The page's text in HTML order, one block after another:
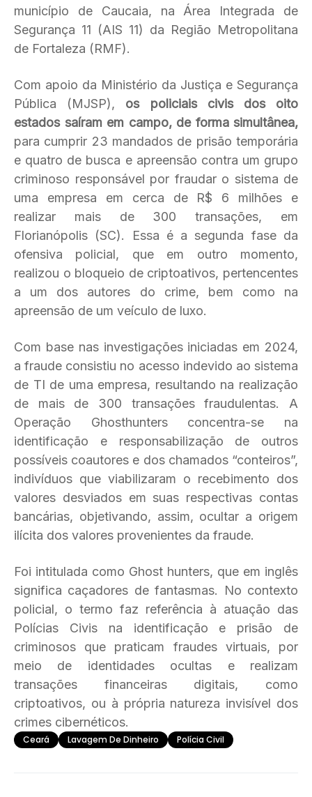
município de Caucaia, na Área Integrada de
Segurança 11 (AIS 11) da Região Metropolitana
de Fortaleza (RMF).
Com apoio da Ministério da Justiça e Segurança
Pública (MJSP), os policiais civis dos oito
estados saíram em campo, de forma simultânea,
para cumprir 23 mandados de prisão temporária
e quatro de busca e apreensão contra um grupo
criminoso responsável por fraudar o sistema de
uma empresa em cerca de R$ 6 milhões e
realizar mais de 300 transações, em
Florianópolis (SC). Essa é a segunda fase da
ofensiva policial, que em outro momento,
realizou o bloqueio de criptoativos, pertencentes
a um dos autores do crime, bem como na
apreensão de um veículo de luxo.
Com base nas investigações iniciadas em 2024,
a fraude consistiu no acesso indevido ao sistema
de TI de uma empresa, resultando na realização
de mais de 300 transações fraudulentas. A
Operação Ghosthunters concentra-se na
identificação e responsabilização de outros
possíveis coautores e dos chamados “conteiros”,
indivíduos que viabilizaram o recebimento dos
valores desviados em suas respectivas contas
bancárias, objetivando, assim, ocultar a origem
ilícita dos valores provenientes da fraude.
Foi intitulada como Ghost hunters, que em inglês
significa caçadores de fantasmas. No contexto
policial, o termo faz referência à atuação das
Polícias Civis na identificação e prisão de
criminosos que praticam fraudes virtuais, por
meio de identidades ocultas e realizam
transações financeiras digitais, como
criptoativos, ou à própria natureza invisível dos
crimes cibernéticos.
Ceará Lavagem De Dinheiro Polícia Civil